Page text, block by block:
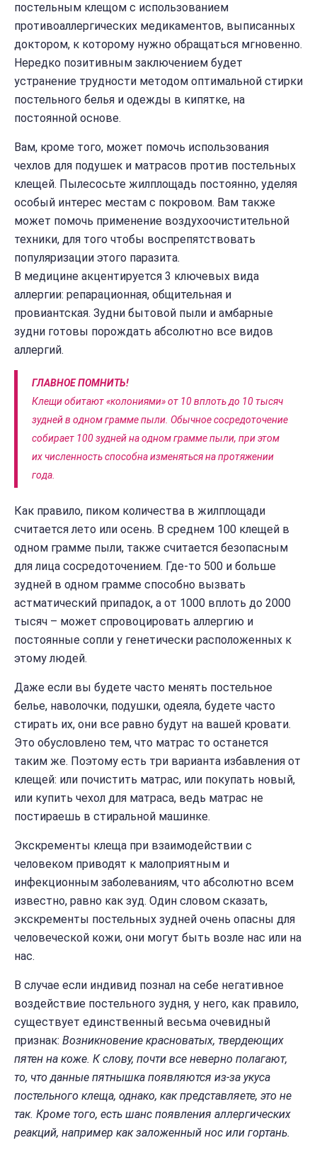
постельным клещом с использованием
противоаллергических медикаментов, выписанных
доктором, к которому нужно обращаться мгновенно.
Нередко позитивным заключением будет
устранение трудности методом оптимальной стирки
постельного белья и одежды в кипятке, на
постоянной основе.
Вам, кроме того, может помочь использования
чехлов для подушек и матрасов против постельных
клещей. Пылесосьте жилплощадь постоянно, уделяя
особый интерес местам с покровом. Вам также
может помочь применение воздухоочистительной
техники, для того чтобы воспрепятствовать
популяризации этого паразита.
В медицине акцентируется 3 ключевых вида
аллергии: репарационная, общительная и
провиантская. Зудни бытовой пыли и амбарные
зудни готовы порождать абсолютно все видов
аллергий.
ГЛАВНОЕ ПОМНИТЬ!
Клещи обитают «колониями» от 10 вплоть до 10 тысяч
зудней в одном грамме пыли. Обычное сосредоточение
собирает 100 зудней на одном грамме пыли, при этом
их численность способна изменяться на протяжении
года.
Как правило, пиком количества в жилплощади
считается лето или осень. В среднем 100 клещей в
одном грамме пыли, также считается безопасным
для лица сосредоточением. Где-то 500 и больше
зудней в одном грамме способно вызвать
астматический припадок, а от 1000 вплоть до 2000
тысяч – может спровоцировать аллергию и
постоянные сопли у генетически расположенных к
этому людей.
Даже если вы будете часто менять постельное
белье, наволочки, подушки, одеяла, будете часто
стирать их, они все равно будут на вашей кровати.
Это обусловлено тем, что матрас то останется
таким же. Поэтому есть три варианта избавления от
клещей: или почистить матрас, или покупать новый,
или купить чехол для матраса, ведь матрас не
постираешь в стиральной машинке.
Экскременты клеща при взаимодействии с
человеком приводят к малоприятным и
инфекционным заболеваниям, что абсолютно всем
известно, равно как зуд. Один словом сказать,
экскременты постельных зудней очень опасны для
человеческой кожи, они могут быть возле нас или на
нас.
В случае если индивид познал на себе негативное
воздействие постельного зудня, у него, как правило,
существует единственный весьма очевидный
признак: Возникновение красноватых, твердеющих
пятен на коже. К слову, почти все неверно полагают,
то, что данные пятнышка появляются из-за укуса
постельного клеща, однако, как представляете, это не
так. Кроме того, есть шанс появления аллергических
реакций, например как заложенный нос или гортань.